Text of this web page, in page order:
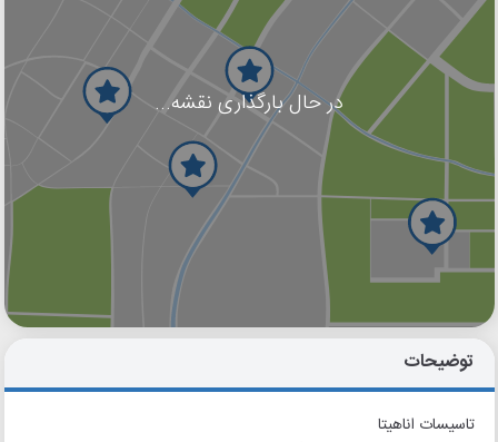
در حال بارگذاری نقشه...
گوگل
توضیحات
تاسیسات اناهیتا